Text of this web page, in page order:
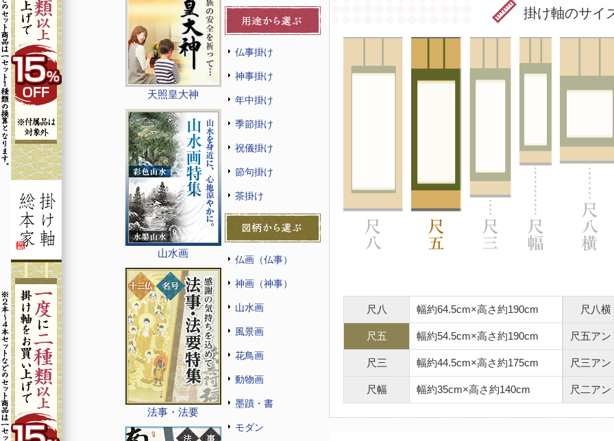
天照皇大神
山水画
法事・法要
仏事掛け
神事掛け
年中掛け
季節掛け
祝儀掛け
節句掛け
茶掛け
仏画（仏事）
神画（神事）
山水画
風景画
花鳥画
動物画
墨蹟・書
モダン
掛け軸のサイ
尺八 幅約64.5cm×高さ約190cm
尺五 幅約54.5cm×高さ約190cm
尺三 幅約44.5cm×高さ約175cm
尺幅 幅約35cm×高さ約140cm
尺八横
尺五アン
尺三アン
尺二アン